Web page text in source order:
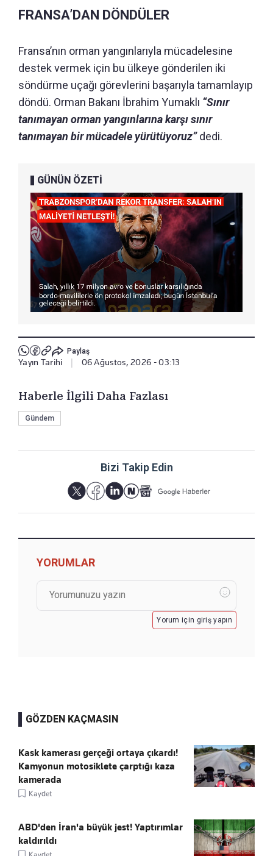
FRANSA’DAN DÖNDÜLER
Fransa’nın orman yangınlarıyla mücadelesine
destek vermek için bu ülkeye gönderilen iki
söndürme uçağı görevlerini başarıyla tamamlayıp
döndü. Orman Bakanı İbrahim Yumaklı “Sınır
tanımayan orman yangınlarına karşı sınır
tanımayan bir mücadele yürütüyoruz”dedi.
GÜNÜN ÖZETİ
Paylaş
Yayın Tarihi 06 Ağustos, 2026 - 03:13
Haberle İlgili Daha Fazlası
Gündem
Bizi Takip Edin
YORUMLAR
Yorum için giriş yapın
GÖZDEN KAÇMASIN
Kask kamerası gerçeği ortaya çıkardı!
Kamyonun motosiklete çarptığı kaza
kamerada
Kaydet
ABD'den İran'a büyük jest! Yaptırımlar
kaldırıldı